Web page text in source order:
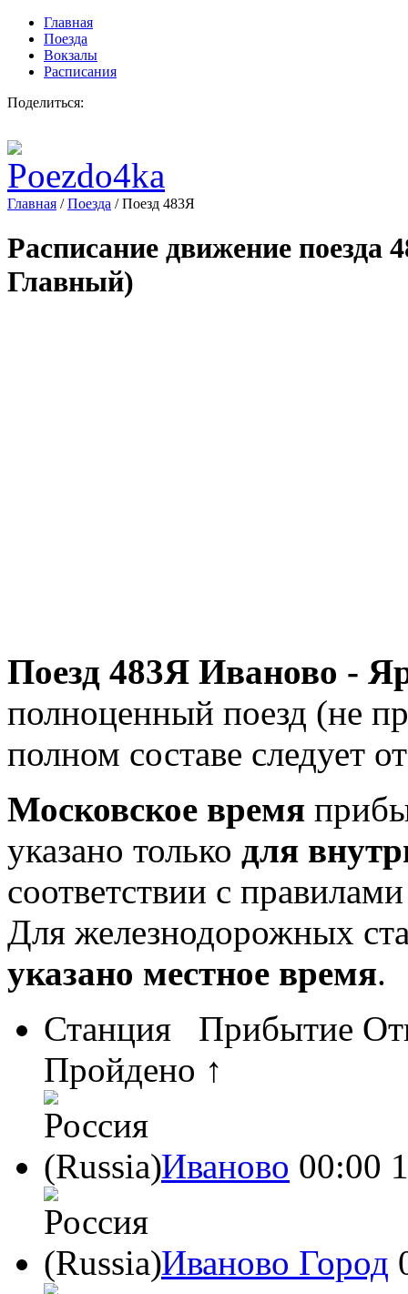
Главная
Поезда
Вокзалы
Расписания
Поделиться:
Главная /Поезда /Поезд 483Я
Расписание движение поезда
Главный)
Поезд 483Я Иваново -
полноценный поезд (не
полном составе следует
Московское время
указано только для
соответствии с
Для железнодорожных
указано местное время.
Станция
Прибытие
Пройдено ↑
Иваново 00:00
Иваново Город